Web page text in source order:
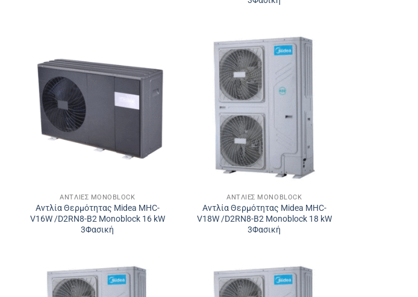
ΑΝΤΛΊΕΣ MONOBLOCK
Αντλία Θερμότητας Midea MHC-
V16W /D2RN8-B2 Monoblock 16 kW
3Φασική
ΑΝΤΛΊΕΣ MONOBLOCK
Αντλία Θερμότητας Midea MHC-
V18W /D2RN8-B2 Monoblock 18 kW
3Φασική